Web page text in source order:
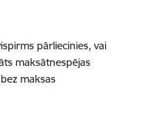
pārliecinies, vai
maksātnespējas
bez maksas